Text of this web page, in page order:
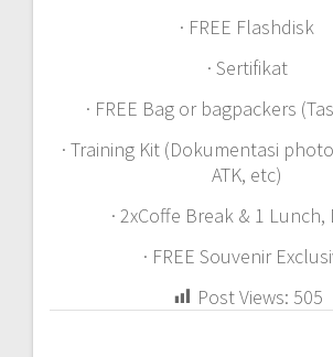
· FREE Flashdisk
· Sertifikat
· FREE Bag or bagpackers
· Training Kit (Dokumentasi
ATK, etc)
· 2xCoffe Break & 1 Lunch,
· FREE Souvenir
Post Views: 505